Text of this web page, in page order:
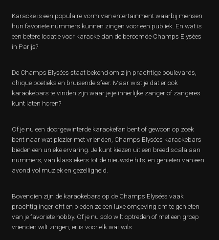
Karaoke is een populaire vorm van entertainment waarbij mensen
hun favoriete nummers kunnen zingen voor een publiek. En wat is
een betere locatie voor karaoke dan de beroemde Champs Elysées
in Parijs?
De Champs Elysées staat bekend om zijn prachtige boulevards,
chique boetieks en bruisende sfeer. Maar wist je dat er ook
karaokebars te vinden zijn waar je je innerlijke zanger of zangeres
kunt laten horen?
Of je nu een doorgewinterde karaokefan bent of gewoon op zoek
bent naar wat plezier met vrienden, Champs Elysées karaokebars
bieden een unieke ervaring. Je kunt kiezen uit een breed scala aan
nummers, van klassiekers tot de nieuwste hits, en genieten van een
avond vol muziek en gezelligheid.
Bovendien zijn de karaokebars op de Champs Elysées vaak
prachtig ingericht en bieden ze een luxe omgeving om te genieten
van je favoriete hobby. Of je nu solo wilt optreden of met een groep
vrienden wilt zingen, er is voor elk wat wils.